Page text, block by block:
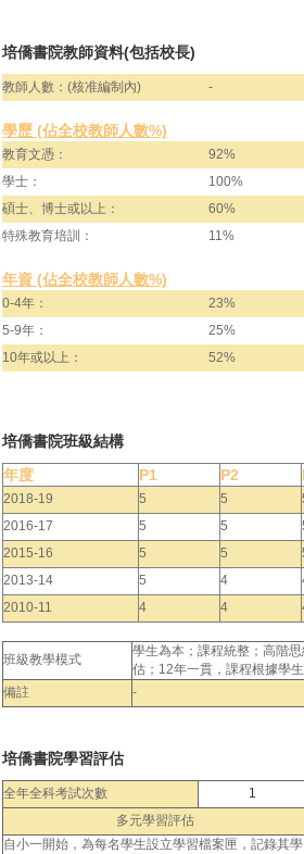
培僑書院教師資料(包括校長)
教師人數：(核准編制內) -
學歷 (佔全校教師人數%)
教育文憑：
92%
學士：
100%
碩士、博士或以上：
60%
特殊教育培訓：
11%
年資 (佔全校教師人數%)
0-4年：
23%
5-9年：
25%
10年或以上：
52%
培僑書院班級結構
年度
P1 P2
2018-19 5 5
2016-17
5 5
2015-16
5 5
2013-14
5 4
2010-11
4 4
班級教學模式
學生為本；課程統整；高階
估；12年一貫，課程根據學
備註
-
培僑書院學習評估
全年全科考試次數 1
多元學習評估
自小一開始，為每名學生設立學習檔案匣，記錄其學